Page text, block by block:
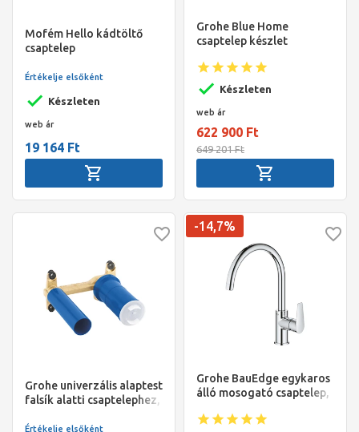
Mofém Hello kádtöltő
csaptelep
Készleten
Értékelje elsőként
web ár
19 164 Ft
Grohe Blue Home
csaptelep készlet
szénsavadagolóval L
alakú kifolyóval, króm
Készleten
web ár
622 900 Ft
649 201 Ft
Grohe univerzális alaptest
falsík alatti csaptelephez,
1/2"
Értékelje elsőként
Grohe BauEdge egykaros
álló mosogató csaptelep,
-14,7%